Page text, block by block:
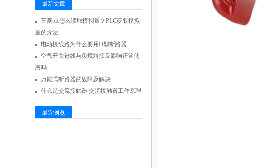
最新文章
三菱plc怎么读取模拟量？PLC获取模拟
量的方法
电动机线路为什么要用D型断路器
空气开关进线与负载端接反影响正常使
用吗
万能式断路器的故障及解决
什么是交流接触器 交流接触器工作原理
最近浏览